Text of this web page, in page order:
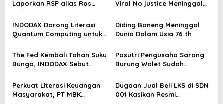
i
p
o
s
Laporkan RSP alias Ros
Viral No justice Meninggal
INDODAX Dorong Literasi
Quantum Computing untuk
Blockchain
Diding Boneng Meninggal
Dunia Dalam Usia 76 th
The Fed Kembali Tahan Suku
Bunga, INDODAX Sebut
Sentimen Pasar
Pasutri Pengusaha Sarang
Burung Walet Sudah
Pelapor Desak Polda Jambi
Segera Lakukan Penahanan
Perkuat Literasi Keuangan
Masyarakat, PT MBK
Dugaan Jual Beli LKS di SDN
001 Kasikan Resmi